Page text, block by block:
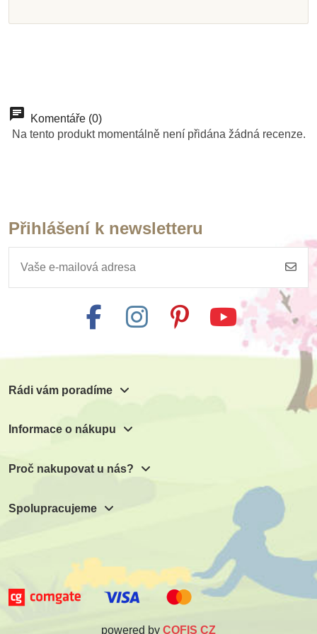
Komentáře (0)
Na tento produkt momentálně není přidána žádná recenze.
Přihlášení k newsletteru
Rádi vám poradíme
Informace o nákupu
Proč nakupovat u nás?
Spolupracujeme
powered by COFIS CZ